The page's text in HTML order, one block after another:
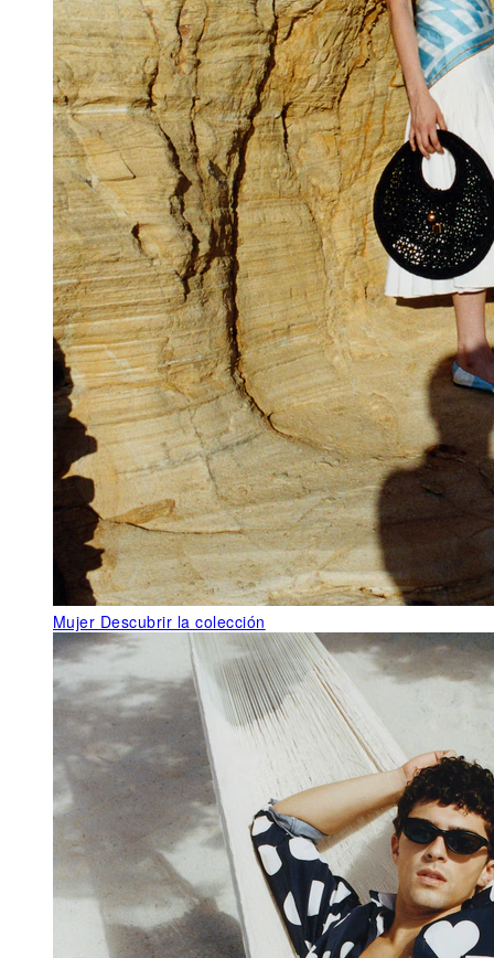
Mujer Descubrir la colección